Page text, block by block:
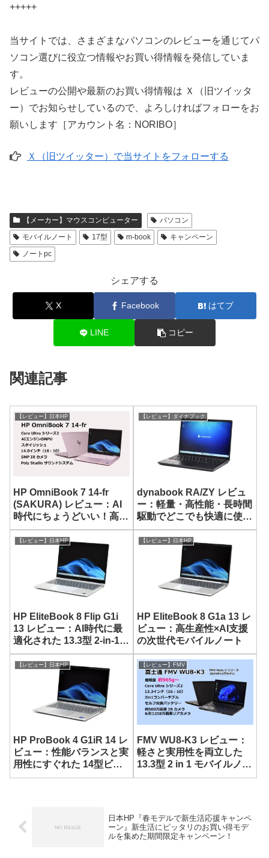
+++++
当サイトでは、さまざまなパソコンのレビューを通じてパ
ソコン選びに役立つ情報やお買い得情報を発信していま
す。
レビューの公開や最新のお買い得情報は Ｘ（旧ツイッタ
ー）でお知らせしているので、よろしければフォローをお
願いします［アカウント名：NORIBO］
Ｘ（旧ツイッター）で当サイトをフォローする
【メーカー】マウスコンピューター
パソコン
モバイルノート
17型 m-book
キャンペーン
ノートpc
シェアする
X Facebook はてブ
LINE コピー
関連記事
【レビュー】日本HP
HP OmniBook 7 14-fr
(SAKURA) レビュー：AI
時代にちょうどいい！高性
能でスタイリッシュな14
型ノート
【レビュー】ダイナブック
dynabook RA/ZY レビュ
ー：軽量・高性能・長時間
駆動でどこでも快適に使え
る 13.3型モバイルノート
【レビュー】日本HP
HP EliteBook 8 Flip G1i
13 レビュー：AI時代に最
適化された 13.3型 2-in-1ノ
ート
【レビュー】日本HP
HP EliteBook 8 G1a 13 レ
ビュー：高生産性×AI支援
の次世代モバイルノート
【レビュー】日本HP
HP ProBook 4 G1iR 14 レ
ビュー：性能バランスと実
用性にすぐれた 14型ビジ
ネスノート
【レビュー】FMV
FMV WU8-K3 レビュー：
軽さと実用性を両立した
13.3型 2 in 1 モバイルノー
ト
日本HP『春モデルで新生活応援キャンペ
ーン』新生活にピッタリのお買い得モデ
ルを集めた期間限定キャンペーン！